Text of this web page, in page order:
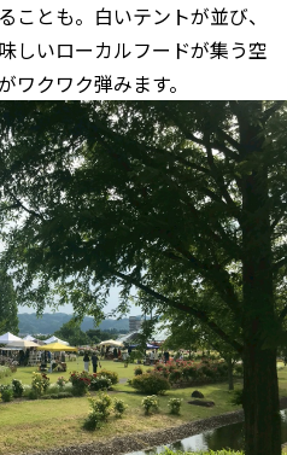
ことも。白いテントが並び、
しいローカルフードが集う空
ワクワク弾みます。